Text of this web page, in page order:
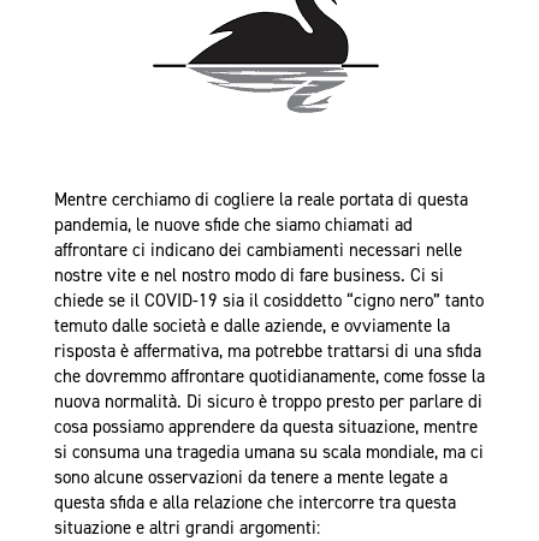
Mentre cerchiamo di cogliere la reale portata di questa
pandemia, le nuove sfide che siamo chiamati ad
affrontare ci indicano dei cambiamenti necessari nelle
nostre vite e nel nostro modo di fare business. Ci si
chiede se il COVID-19 sia il cosiddetto “cigno nero” tanto
temuto dalle società e dalle aziende, e ovviamente la
risposta è affermativa, ma potrebbe trattarsi di una sfida
che dovremmo affrontare quotidianamente, come fosse la
nuova normalità. Di sicuro è troppo presto per parlare di
cosa possiamo apprendere da questa situazione, mentre
si consuma una tragedia umana su scala mondiale, ma ci
sono alcune osservazioni da tenere a mente legate a
questa sfida e alla relazione che intercorre tra questa
situazione e altri grandi argomenti: